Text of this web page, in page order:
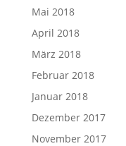
Mai 2018
April 2018
März 2018
Februar 2018
Januar 2018
Dezember 2017
November 2017